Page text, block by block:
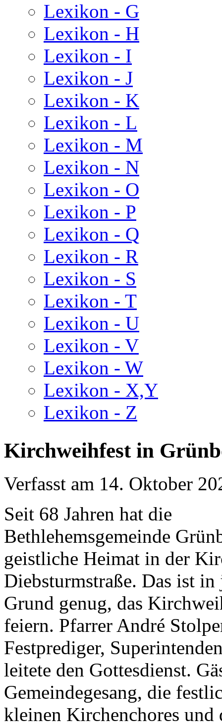
Lexikon - G
Lexikon - H
Lexikon - I
Lexikon - J
Lexikon - K
Lexikon - L
Lexikon - M
Lexikon - N
Lexikon - O
Lexikon - P
Lexikon - Q
Lexikon - R
Lexikon - S
Lexikon - T
Lexikon - U
Lexikon - V
Lexikon - W
Lexikon - X,Y
Lexikon - Z
Kirchweihfest in
Verfasst am 14. Oktober
Seit 68 Jahren hat die
Bethlehemsgemeinde
geistliche Heimat in der
Diebsturmstraße. Das ist in
Grund genug, das
feiern. Pfarrer André
Festprediger,
leitete den Gottesdienst.
Gemeindegesang, die
kleinen Kirchenchores und